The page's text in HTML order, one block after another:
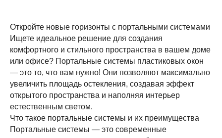
Откройте новые горизонты с портальными системами
Ищете идеальное решение для создания
комфортного и стильного пространства в вашем доме
или офисе? Портальные системы пластиковых окон
— это то, что вам нужно! Они позволяют максимально
увеличить площадь остекления, создавая эффект
открытого пространства и наполняя интерьер
естественным светом.
Что такое портальные системы и их преимущества
Портальные системы — это современные